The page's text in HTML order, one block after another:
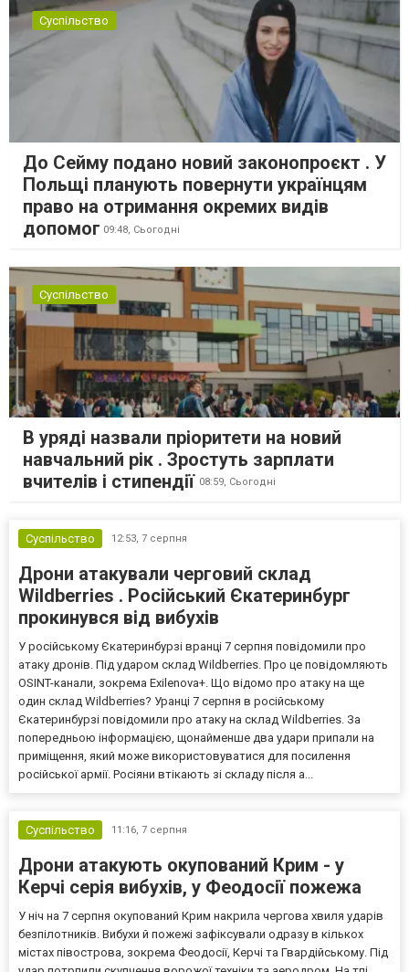
Суспільство
До Сейму подано новий законопроєкт . У
Польщі планують повернути українцям
право на отримання окремих видів
допомог 09:48, Сьогодні
Суспільство
В уряді назвали пріоритети на новий
навчальний рік . Зростуть зарплати
вчителів і стипендії 08:59, Сьогодні
Суспільство 12:53, 7 серпня
Дрони атакували черговий склад
Wildberries . Російський Єкатеринбург
прокинувся від вибухів
У російському Єкатеринбурзі вранці 7 серпня повідомили про
атаку дронів. Під ударом склад Wildberries. Про це повідомляють
OSINT-канали, зокрема Exilenova+. Що відомо про атаку на ще
один склад Wildberries? Уранці 7 серпня в російському
Єкатеринбурзі повідомили про атаку на склад Wildberries. За
попередньою інформацією, щонайменше два удари припали на
приміщення, який може використовуватися для посилення
російської армії. Росіяни втікають зі складу після а...
Суспільство 11:16, 7 серпня
Дрони атакують окупований Крим - у
Керчі серія вибухів, у Феодосії пожежа
У ніч на 7 серпня окупований Крим накрила чергова хвиля ударів
безпілотників. Вибухи й пожежі зафіксували одразу в кількох
містах півострова, зокрема Феодосії, Керчі та Гвардійському. Під